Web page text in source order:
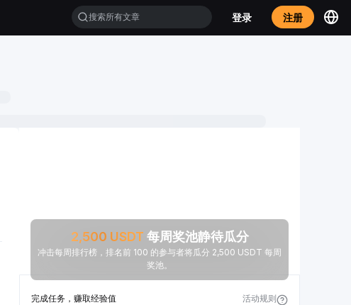
登录 注册
2,500 USDT 每周奖池静待瓜分
冲击每周排行榜，排名前 100 的参与者将瓜分 2,500 USDT 每周
奖池。
完成任务，赚取经验值 活动规则